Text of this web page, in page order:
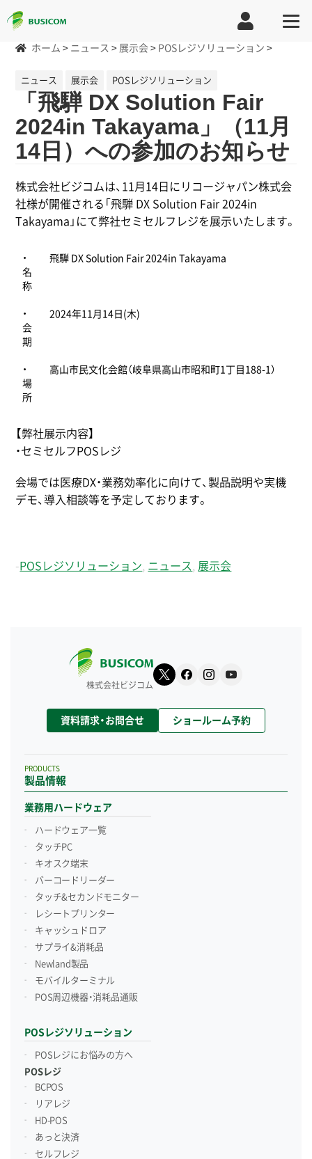
ホーム > ニュース > 展示会 > POSレジソリューション >
ニュース 展示会 POSレジソリューション
「飛騨 DX Solution Fair
2024in Takayama」（11月
14日）への参加のお知らせ
株式会社ビジコムは、11月14日にリコージャパン株式会
社様が開催される「飛騨 DX Solution Fair 2024in
Takayama」にて弊社セミセルフレジを展示いたします。
・
名
称
飛騨 DX Solution Fair 2024in Takayama
・
会
期
2024年11月14日(木)
・
場
所
高山市民文化会館（岐阜県高山市昭和町1丁目188-1）
【弊社展示内容】
・セミセルフPOSレジ
会場では医療DX・業務効率化に向けて、製品説明や実機
デモ、導入相談等を予定しております。
- POSレジソリューション ニュース 展示会
株式会社ビジコム
資料請求・お問合せ ショールーム予約
製品情報
PRODUCTS
業務用ハードウェア
ハードウェア一覧
タッチPC
キオスク端末
バーコードリーダー
タッチ&セカンドモニター
レシートプリンター
キャッシュドロア
サプライ&消耗品
Newland製品
モバイルターミナル
POS周辺機器・消耗品通販
POSレジソリューション
POSレジにお悩みの方へ
POSレジ
BCPOS
リアレジ
HD-POS
あっと決済
セルフレジ